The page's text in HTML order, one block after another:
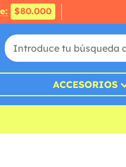
$80.000
ACCESORIOS